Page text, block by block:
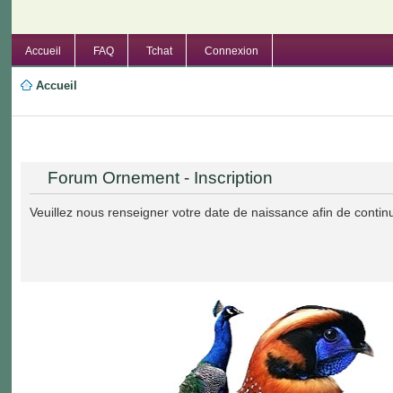
Accueil FAQ Tchat Connexion
Accueil
Forum Ornement - Inscription
Veuillez nous renseigner votre date de naissance afin de